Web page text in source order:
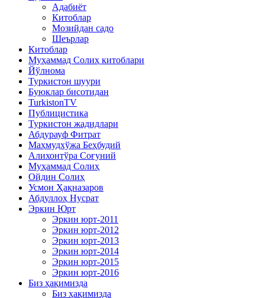
Адабиёт
Китоблар
Мозийдан садо
Шеърлар
Китоблар
Муҳаммад Солиҳ китоблари
Йўлнома
Туркистон шуури
Буюклар бисотидан
TurkistonTV
Публицистика
Туркистон жадидлари
Абдурауф Фитрат
Маҳмудхўжа Беҳбудий
Алихонтўра Соғуний
Муҳаммад Солиҳ
Ойдин Солиҳ
Усмон Ҳақназаров
Абдуллоҳ Нусрат
Эркин Юрт
Эркин юрт-2011
Эркин юрт-2012
Эркин юрт-2013
Эркин юрт-2014
Эркин юрт-2015
Эркин юрт-2016
Биз ҳақимизда
Биз ҳақимизда